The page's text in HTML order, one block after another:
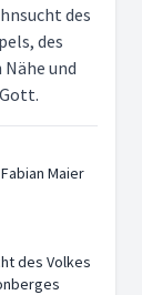
des
des
und
Maier
des Volkes